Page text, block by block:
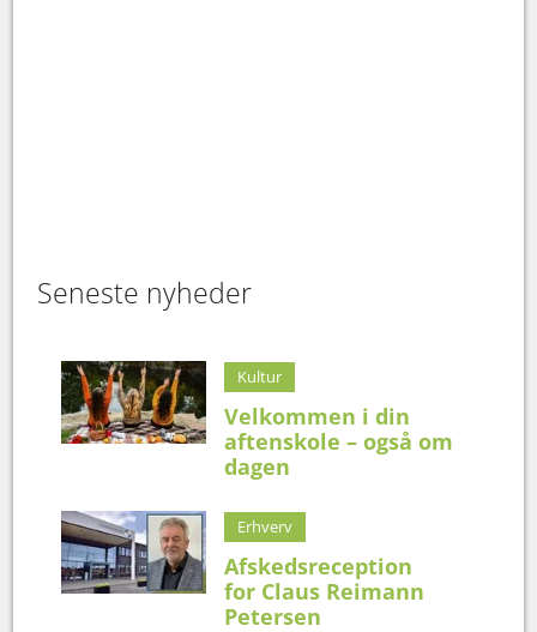
Seneste nyheder
Kultur
Velkommen i din
aftenskole – også om
dagen
Erhverv
Afskedsreception
for Claus Reimann
Petersen